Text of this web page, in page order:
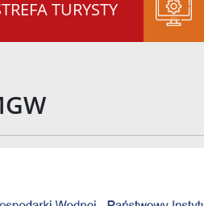
TURYSTY